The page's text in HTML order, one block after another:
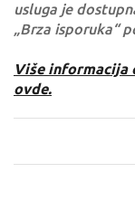
usluga je
„Brza isporuka“
Više informacija
ovde.